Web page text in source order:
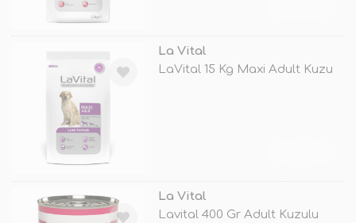
La Vital
LaVital 15 Kg Maxi Adult Kuzu
La Vital
Lavital 400 Gr Adult Kuzulu